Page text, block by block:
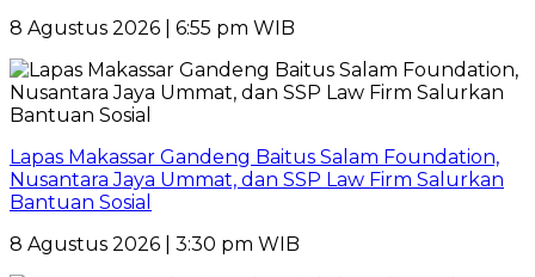
8 Agustus 2026 | 6:55 pm WIB
Lapas Makassar Gandeng Baitus Salam Foundation,
Nusantara Jaya Ummat, dan SSP Law Firm Salurkan
Bantuan Sosial
8 Agustus 2026 | 3:30 pm WIB